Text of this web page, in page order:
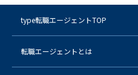
type転職エージェントTOP
転職エージェントとは